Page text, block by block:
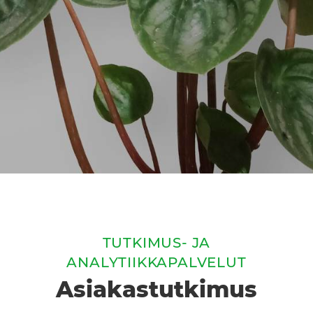
TUTKIMUS- JA
ANALYTIIKKAPALVELUT
Asiakastutkimus